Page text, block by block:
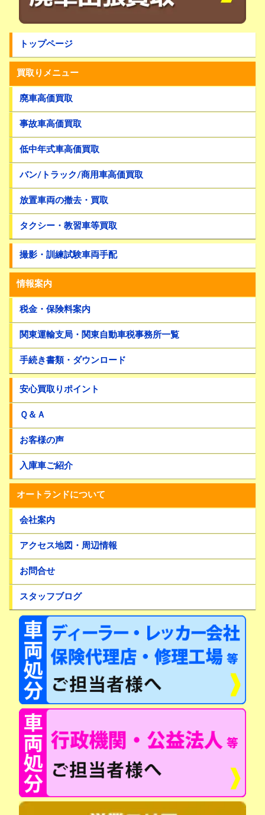
トップページ
買取りメニュー
廃車高価買取
事故車高価買取
低中年式車高価買取
バン/トラック/商用車高価買取
放置車両の撤去・買取
タクシー・教習車等買取
撮影・訓練試験車両手配
情報案内
税金・保険料案内
関東運輸支局・関東自動車税事務所一覧
手続き書類・ダウンロード
安心買取りポイント
Ｑ＆Ａ
お客様の声
入庫車ご紹介
オートランドについて
会社案内
アクセス地図・周辺情報
お問合せ
スタッフブログ